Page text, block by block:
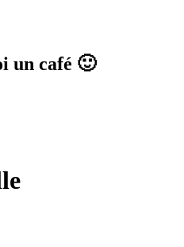
un café 🙂